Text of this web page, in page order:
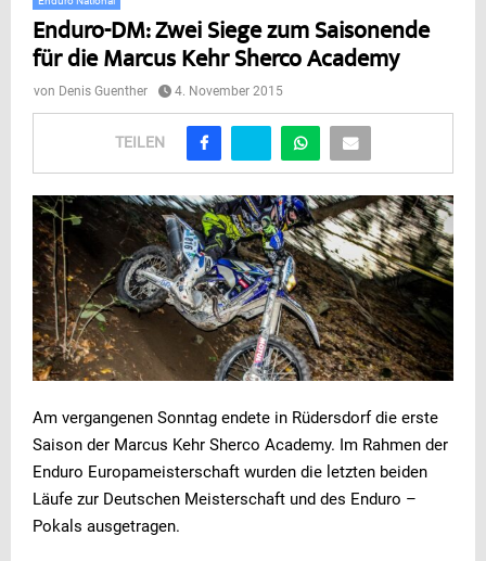
Enduro-DM: Zwei Siege zum Saisonende
für die Marcus Kehr Sherco Academy
von Denis Guenther 4. November 2015
TEILEN
Am vergangenen Sonntag endete in Rüdersdorf die erste
Saison der Marcus Kehr Sherco Academy. Im Rahmen der
Enduro Europameisterschaft wurden die letzten beiden
Läufe zur Deutschen Meisterschaft und des Enduro –
Pokals ausgetragen.